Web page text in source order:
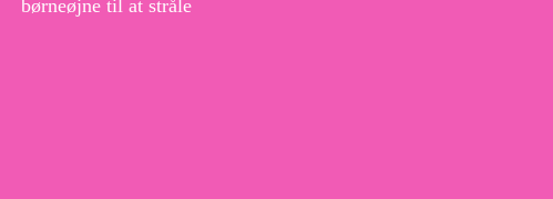
børneøjne til at stråle